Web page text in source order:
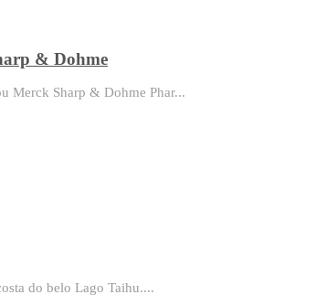
& Dohme
Merck Sharp & Dohme Phar...
do belo Lago Taihu....